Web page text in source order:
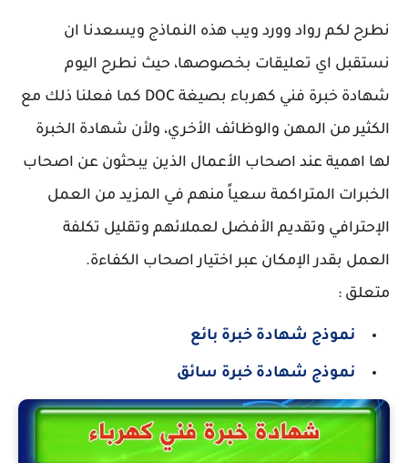
نطرح لكم رواد وورد ويب هذه النماذج ويسعدنا ان
نستقبل اي تعليقات بخصوصها، حيث نطرح اليوم
شهادة خبرة فني كهرباء بصيغة DOC كما فعلنا ذلك مع
الكثير من المهن والوظائف الأخري، ولأن شهادة الخبرة
لها اهمية عند اصحاب الأعمال الذين يبحثون عن اصحاب
الخبرات المتراكمة سعياً منهم في المزيد من العمل
الإحترافي وتقديم الأفضل لعملائهم وتقليل تكلفة
العمل بقدر الإمكان عبر اختيار اصحاب الكفاءة.
متعلق :
نموذج شهادة خبرة بائع
نموذج شهادة خبرة سائق